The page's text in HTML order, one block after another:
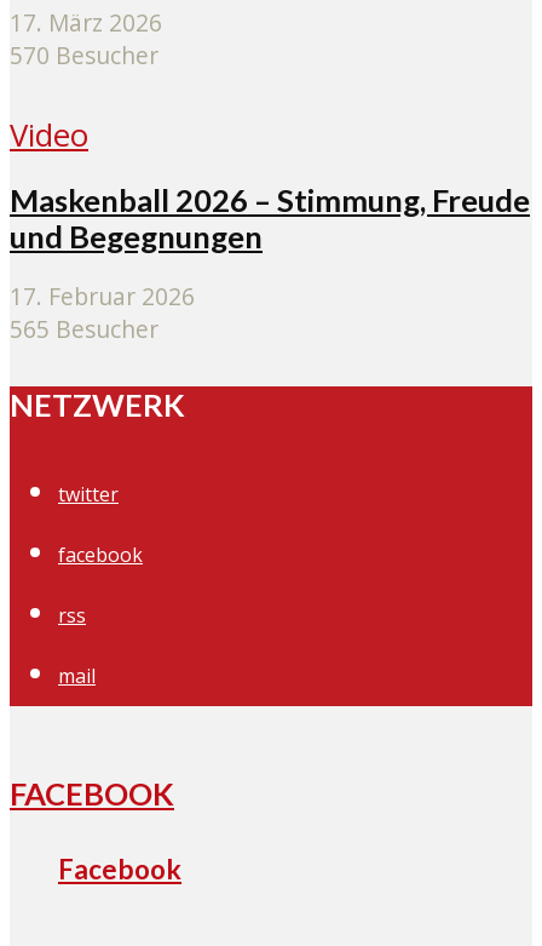
17. März 2026
570 Besucher
Video
Maskenball 2026 – Stimmung, Freude
und Begegnungen
17. Februar 2026
565 Besucher
NETZWERK
twitter
facebook
rss
mail
FACEBOOK
Facebook